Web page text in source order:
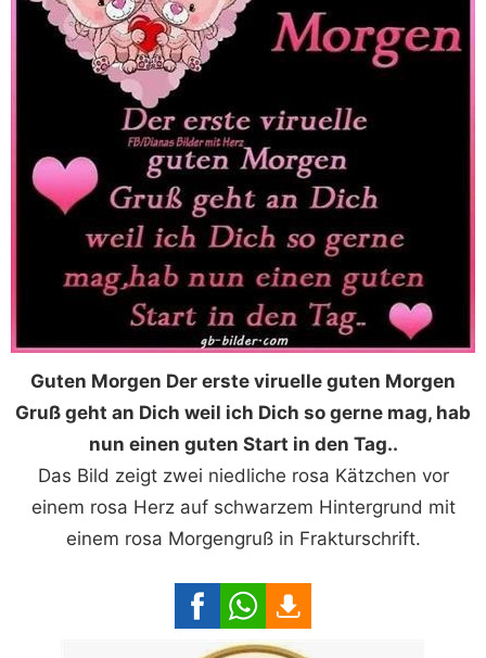
Guten Morgen Der erste viruelle guten Morgen
Gruß geht an Dich weil ich Dich so gerne mag, hab
nun einen guten Start in den Tag..
Das Bild zeigt zwei niedliche rosa Kätzchen vor
einem rosa Herz auf schwarzem Hintergrund mit
einem rosa Morgengruß in Frakturschrift.